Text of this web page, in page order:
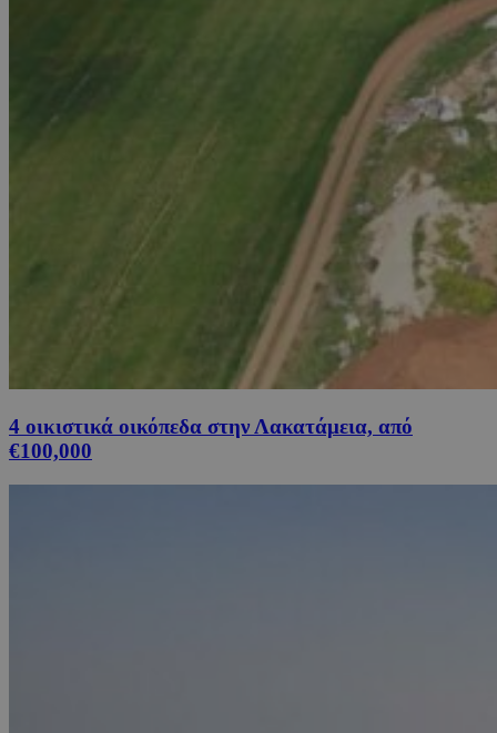
4 οικιστικά οικόπεδα στην Λακατάμεια, από
€100,000